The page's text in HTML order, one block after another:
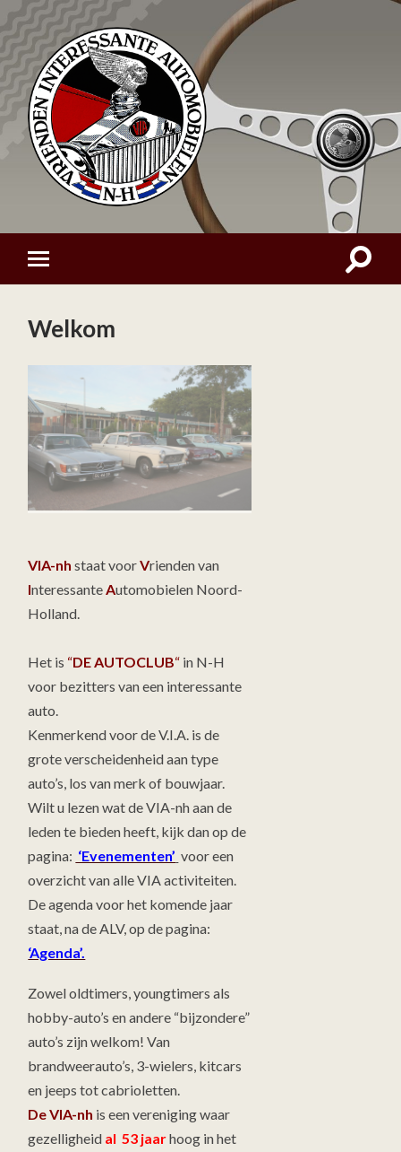
Welkom
VIA-nh staat voorVrienden van
InteressanteAutomobielen Noord-
Holland.
Het is “DE AUTOCLUB“ in N-H
voor bezitters van een interessante
auto.
Kenmerkend voor de V.I.A. is de
grote verscheidenheid aan type
auto’s, los van merk of bouwjaar.
Wilt u lezen wat de VIA-nh aan de
leden te bieden heeft, kijk dan op de
pagina: ‘Evenementen’ voor een
overzicht van alle VIA activiteiten.
De agenda voor het komende jaar
staat, na de ALV, op de pagina:
‘Agenda’.
Zowel oldtimers, youngtimers als
hobby-auto’s en andere “bijzondere”
auto’s zijn welkom! Van
brandweerauto’s, 3-wielers, kitcars
en jeeps tot cabrioletten.
De VIA-nh is een vereniging waar
gezelligheid al 53 jaarhoog in het